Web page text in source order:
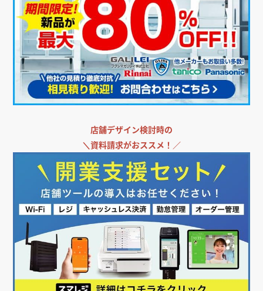
店舗デザイン検討時の
＼資料請求がおススメ！／